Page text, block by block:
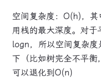
空间复杂度：O(h)，
用栈的最大深度。对
logn，所以空间复杂
下（比如树完全不平
可以退化到O(n)